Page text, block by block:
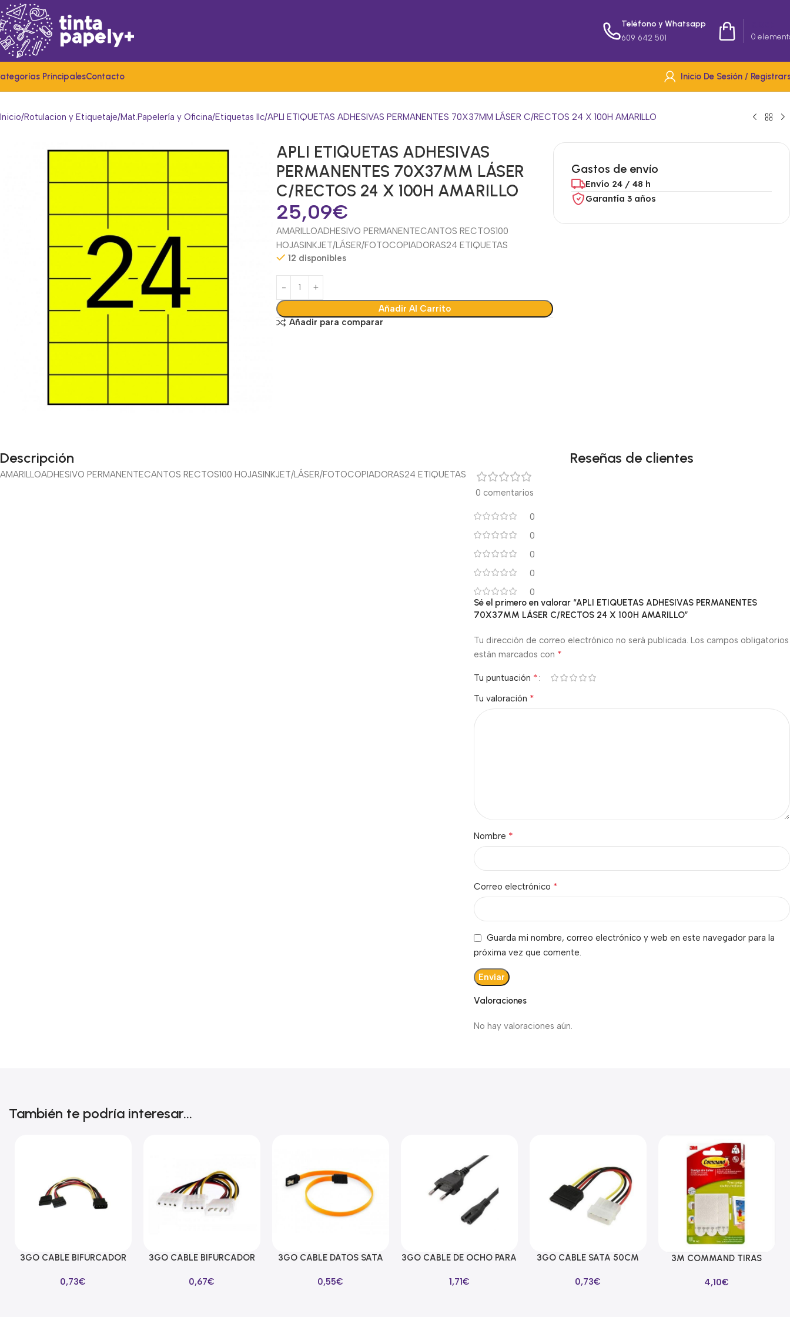
Teléfono y Whatsapp
609 642 501 0
PrincipalesContacto Inicio De Sesión /
Inicio Rotulacion y Etiquetaje Mat.Papelería y Oficina Etiquetas Ilc APLI ETIQUETAS ADHESIVAS PERMANENTES 70X37MM LÁSER C/RECTOS 24 X 100H AMARILLO
APLI ETIQUETAS ADHESIVAS
PERMANENTES 70X37MM LÁSER
C/RECTOS 24 X 100H AMARILLO
25,09€
AMARILLOADHESIVO PERMANENTECANTOS RECTOS100
HOJASINKJET/LÁSER/FOTOCOPIADORAS24 ETIQUETAS
12 disponibles
Añadir Al Carrito
Añadir para comparar
Gastos de envío
Envío 24 / 48 h
Garantía 3 años
Descripción
AMARILLOADHESIVO PERMANENTECANTOS RECTOS100 HOJASINKJET/LÁSER/FOTOCOPIADORAS24 ETIQUETAS
Reseñas de clientes
0 comentarios
0
0
0
0
0
Valoraciones
No hay valoraciones aún.
Sé el primero en valorar “APLI ETIQUETAS ADHESIVAS PERMANENTES
70X37MM LÁSER C/RECTOS 24 X 100H AMARILLO”
Tu dirección de correo electrónico no será publicada. Los campos obligatorios
están marcados con *
Tu puntuación *
Tu valoración *
Nombre *
Correo electrónico *
Guarda mi nombre, correo electrónico y web en este navegador para la
próxima vez que comente.
También te podría interesar...
Añadir Al Carrito
3GO CABLE BIFURCADOR
0,73€
Añadir Al Carrito
3GO CABLE BIFURCADOR
0,67€
Añadir Al Carrito
3GO CABLE DATOS SATA
AMARILLO
0,55€
Añadir Al Carrito
3GO CABLE DE OCHO PARA
1,71€
Añadir Al Carrito
3GO CABLE SATA 50CM
0,73€
Añadir Al Carrito
3M COMMAND TIRAS
BLANCAS MEDIANAS
4,10€